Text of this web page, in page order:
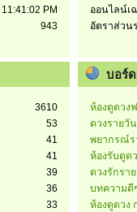
PM
943
ออนไลน์เ
อัตราส่วน
3610
53
41
41
39
36
33
บอร์
ห้องดูดวง
ดวงรายวั
พยากรณ์ร
ห้องรับดูด
ดวงรักรา
บทความดี
ห้องดูดวง